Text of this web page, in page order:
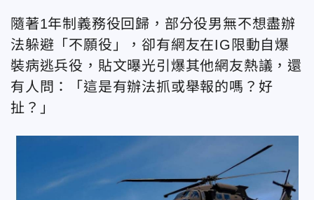
隨著1年制義務役回歸，部分役男無不想盡辦
法躲避「不願役」，卻有網友在IG限動自爆
裝病逃兵役，貼文曝光引爆其他網友熱議，還
有人問：「這是有辦法抓或舉報的嗎？好
扯？」